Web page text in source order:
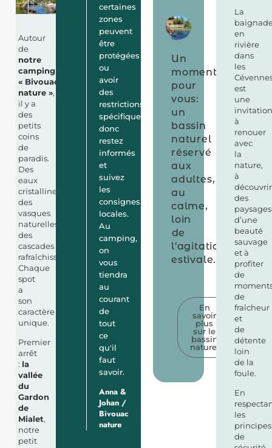
Autour
de
notre
camping
« Bivouac
nature »,
il y a
des
petits
coins
de
paradis.
Des
eaux
cristallines,
des
vasques
naturelles,
des
cascades
rafraîchissantes…
Chaque
spot
a
son
caractère
unique.
Premier
arrêt
: la
vallée
du
Gardon
de
Mialet,
notre
petit
certaines
zones
peuvent
être
protégées
ou
avoir
des
restrictions
spécifiques,
donc
restez
informés
et
suivez
les
consignes
locales.
Au
camping,
on
vous
tiendra
au
courant
de
tout
ce
qu'il
faut
savoir.
Anna &
Johan /
Bivouac
nature
Un
moment
pour
vous:
un
bassin
naturel
réservé
aux
adultes,
au
calme,
loin
de
l'agitation
estivale...
En
savoir
plus
sur le
bassin
naturel
La
en
rivière
dans
les
est
une
invitation
à
renouer
avec
la
nature,
à
découvrir
des
paysages
d’une
beauté
sauvage
et à
profiter
de
de
fraîcheur
et
de
détente
loin
de la
foule.
En
les
principes
de